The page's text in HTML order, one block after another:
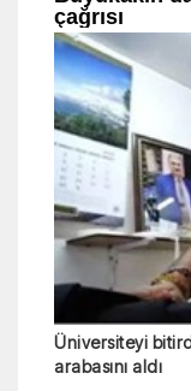
Üniversiteyi
arabasını aldı